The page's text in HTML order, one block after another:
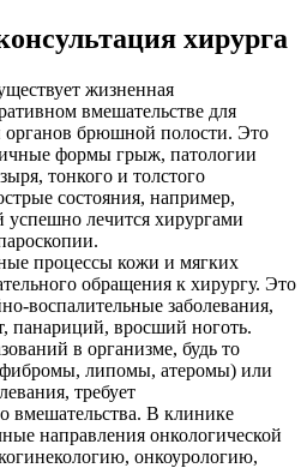
хирурга
жизненная
вмешательстве для
органов брюшной полости. Это
формы грыж, патологии
тонкого и толстого
состояния, например,
успешно лечится хирургами
процессы кожи и мягких
обращения к хирургу. Это
воспалительные заболевания,
панариций, вросший ноготь.
в организме, будь то
липомы, атеромы) или
требует
вмешательства. В клинике
направления онкологической
онкоурологию,